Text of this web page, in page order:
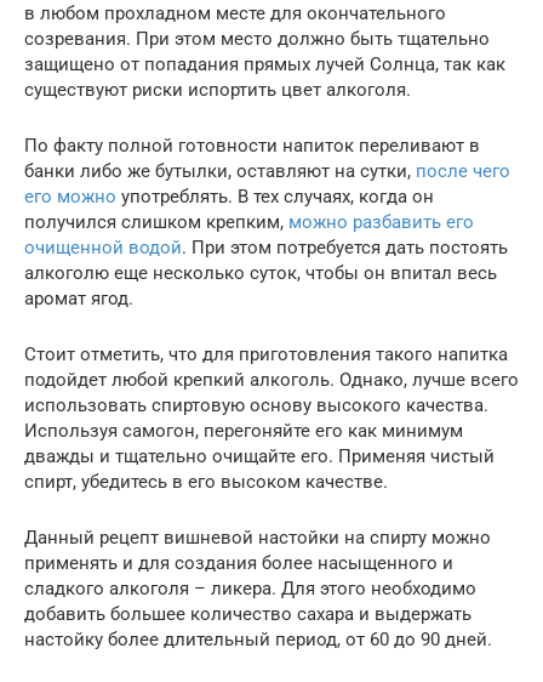
в любом прохладном месте для окончательного
созревания. При этом место должно быть тщательно
защищено от попадания прямых лучей Солнца, так как
существуют риски испортить цвет алкоголя.
По факту полной готовности напиток переливают в
банки либо же бутылки, оставляют на сутки, после чего
его можно употреблять. В тех случаях, когда он
получился слишком крепким, можно разбавить его
очищенной водой. При этом потребуется дать постоять
алкоголю еще несколько суток, чтобы он впитал весь
аромат ягод.
Стоит отметить, что для приготовления такого напитка
подойдет любой крепкий алкоголь. Однако, лучше всего
использовать спиртовую основу высокого качества.
Используя самогон, перегоняйте его как минимум
дважды и тщательно очищайте его. Применяя чистый
спирт, убедитесь в его высоком качестве.
Данный рецепт вишневой настойки на спирту можно
применять и для создания более насыщенного и
сладкого алкоголя – ликера. Для этого необходимо
добавить большее количество сахара и выдержать
настойку более длительный период, от 60 до 90 дней.